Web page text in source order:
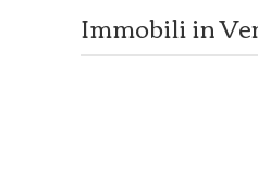
Immobili in